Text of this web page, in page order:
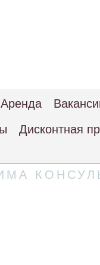
Аренда
Дисконтная